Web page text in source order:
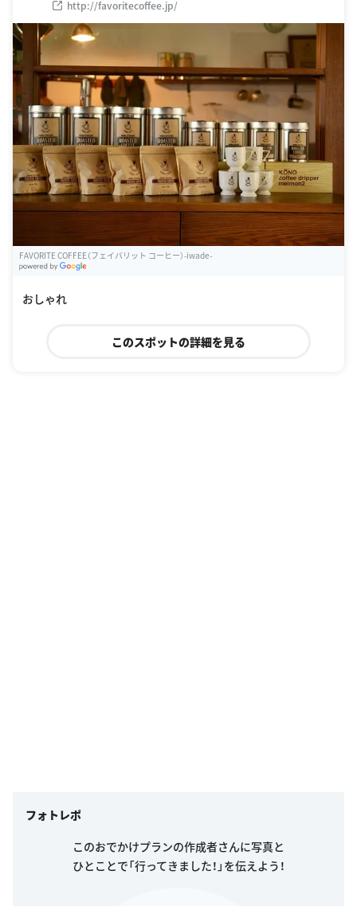
http://favoritecoffee.jp/
FAVORITE COFFEE（フェイバリット コーヒー）-iwade-
おしゃれ
このスポットの詳細を見る
フォトレポ
このおでかけプランの作成者さんに写真と
ひとことで「行ってきました！」を伝えよう！